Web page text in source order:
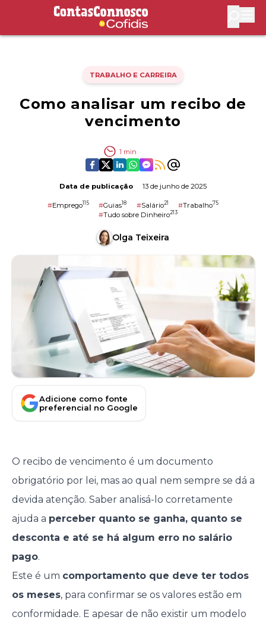
Contas Connosco by Cofidis
TRABALHO E CARREIRA
Como analisar um recibo de
vencimento
1 min
Data de publicação 13 de junho de 2025
#Emprego115 #Guias18 #Salário21 #Trabalho75
#Tudo sobre Dinheiro213
Olga Teixeira
Adicione como fonte
preferencial no Google
O recibo de vencimento é um documento
obrigatório por lei, mas ao qual nem sempre se dá a
devida atenção. Saber analisá-lo corretamente
ajuda a perceber quanto se ganha, quanto se
desconta e até se há algum erro no salário
pago.
Este é um comportamento que deve ter todos
os meses, para confirmar se os valores estão em
conformidade. E apesar de não existir um modelo